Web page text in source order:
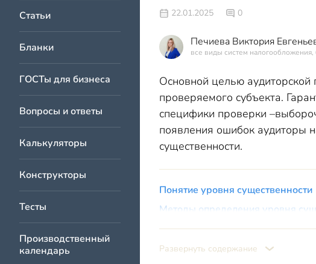
Статьи
Бланки
ГОСТы для бизнеса
Вопросы и ответы
Калькуляторы
Конструкторы
Тесты
Производственный
календарь
22.01.2025 0
Печиева Виктория
все виды систем
Основной целью аудиторской
проверяемого субъекта.
специфики проверки
появления ошибок аудиторы
существенности.
Понятие уровня существенности
Методы определения уровня
Расчет уровня существенности
Вывод
Развернуть содержание